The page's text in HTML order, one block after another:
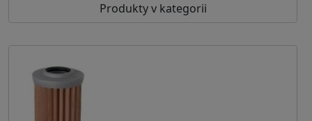
Produkty v kategorii